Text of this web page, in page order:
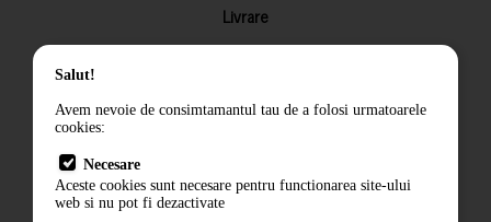
Livrare
Returnarea produselor
Termeni si conditii
Salut!
Avem nevoie de consimtamantul tau de a folosi urmatoarele
cookies:
Necesare
Aceste cookies sunt necesare pentru functionarea site-ului
web si nu pot fi dezactivate